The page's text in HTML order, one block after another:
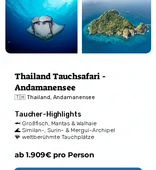
Thailand Tauchsafari -
Andamanensee
🇹🇭 Thailand, Andamanensee
Taucher-Highlights
🦈 Großfisch, Mantas & Walhaie
🌊 Similan-, Surin- & Mergui-Archipel
🪸 weltberühmte Tauchplätze
ab 1.909€ pro Person